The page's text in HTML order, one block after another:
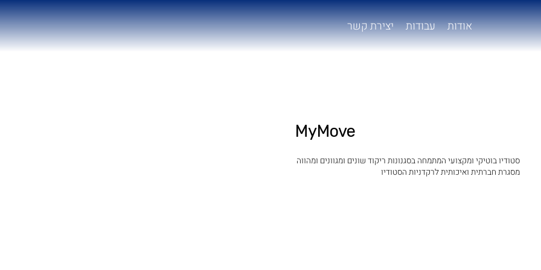
אודות עבודות יצירת קשר
MyMove
סטודיו בוטיקי ומקצועי המתמחה בסגנונות ריקוד שונים ומגוונים ומהווה
מסגרת חברתית ואיכותית לרקדניות הסטודיו